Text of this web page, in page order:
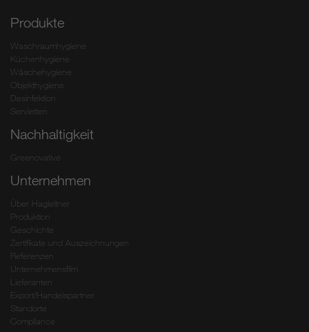
Produkte
Waschraumhygiene
Küchenhygiene
Wäschehygiene
Objekthygiene
Desinfektion
Servietten
Nachhaltigkeit
Greenovative
Unternehmen
Über Hagleitner
Produktion
Geschichte
Zertifikate und Auszeichnungen
Referenzen
Unternehmensfilm
Lieferanten
Export/Handelspartner
Standorte
Compliance